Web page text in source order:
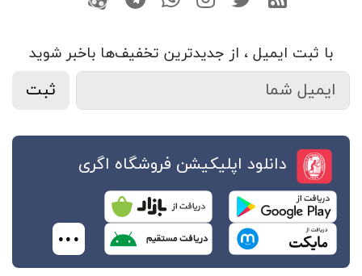
با ثبت ایمیل ، از جدید‌ترین تخفیف‌ها با‌خبر شوید
ثبت
دانلود اپلیکیشن فروشگاه اگری